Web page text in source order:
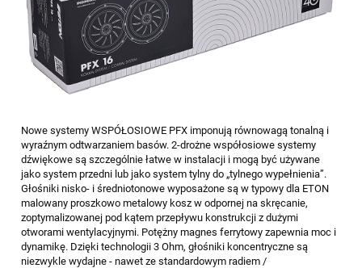
Nowe systemy WSPÓŁOSIOWE PFX imponują równowagą tonalną i
wyraźnym odtwarzaniem basów. 2-drożne współosiowe systemy
dźwiękowe są szczególnie łatwe w instalacji i mogą być używane
jako system przedni lub jako system tylny do „tylnego wypełnienia”.
Głośniki nisko- i średniotonowe wyposażone są w typowy dla ETON
malowany proszkowo metalowy kosz w odpornej na skręcanie,
zoptymalizowanej pod kątem przepływu konstrukcji z dużymi
otworami wentylacyjnymi. Potężny magnes ferrytowy zapewnia moc i
dynamikę. Dzięki technologii 3 Ohm, głośniki koncentryczne są
niezwykle wydajne - nawet ze standardowym radiem /